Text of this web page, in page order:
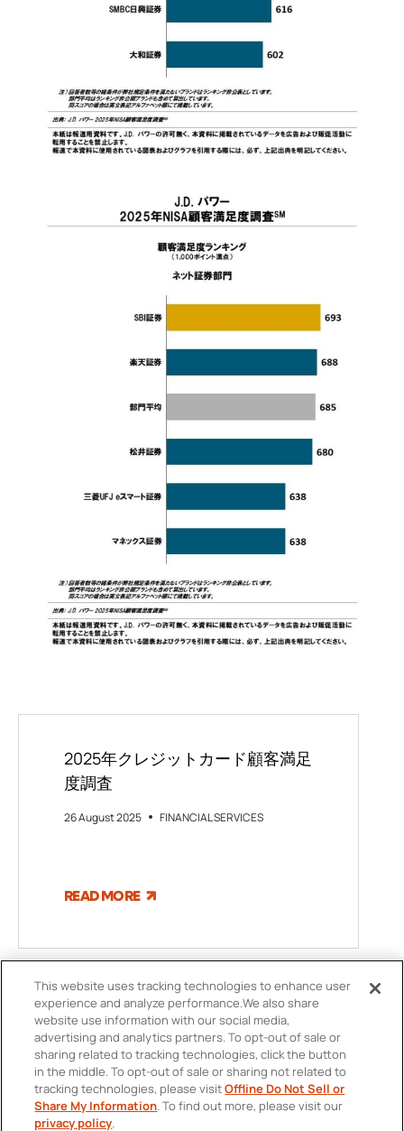
2025年クレジットカード顧客満足
度調査
26 August 2025 FINANCIAL SERVICES
READ MORE
FOOTER
お問い合わせ先
This website uses tracking technologies to enhance user
experience and analyze performance.We also share
website use information with our social media,
advertising and analytics partners.To opt-out of sale or
sharing related to tracking technologies, click the button
in the middle.To opt-out of sale or sharing not related to
tracking technologies, please visitOffline Do Not Sell or
Share My Information.To find out more, please visit our
privacy policy.